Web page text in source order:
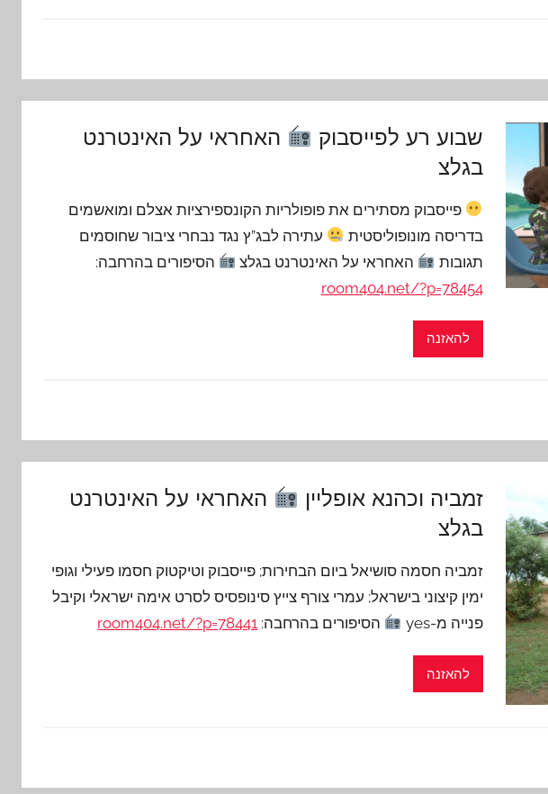
שבוע רע לפייסבוק
האחראי על האינטרנט
בגלצ
פייסבוק מסתירים את פופולריות הקונספירציות אצלם ומואשמים
בדריסה מונופוליסטית
עתירה לבג”ץ נגד נבחרי ציבור שחוסמים
תגובות
האחראי על האינטרנט בגלצ
הסיפורים בהרחבה:
room404.net/?p=78454
להאזנה
זמביה וכהנא אופליין
האחראי על האינטרנט
בגלצ
זמביה חסמה סושיאל ביום הבחירות; פייסבוק וטיקטוק חסמו פעילי וגופי
ימין קיצוני בישראל; עמרי צורף צייץ סינופסיס לסרט אימה ישראלי וקיבל
פנייה מ-yes
הסיפורים בהרחבה: room404.net/?p=78441
להאזנה